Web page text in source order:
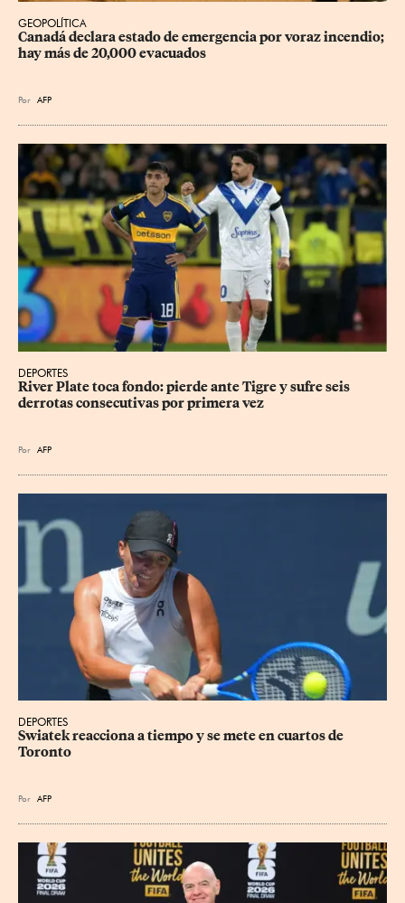
GEOPOLÍTICA
Canadá declara estado de emergencia por voraz incendio;
hay más de 20,000 evacuados
Por AFP
DEPORTES
River Plate toca fondo: pierde ante Tigre y sufre seis
derrotas consecutivas por primera vez
Por AFP
DEPORTES
Swiatek reacciona a tiempo y se mete en cuartos de
Toronto
Por AFP